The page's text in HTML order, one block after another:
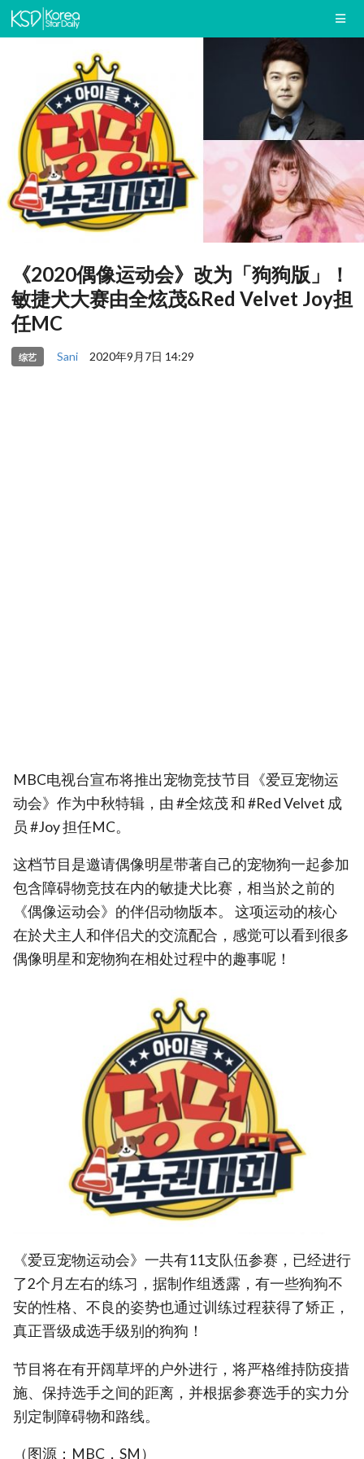
《2020偶像运动会》改为「狗狗版」！
敏捷犬大赛由全炫茂&Red Velvet Joy担
任MC
综艺 Sani 2020年9月7日 14:29
MBC电视台宣布将推出宠物竞技节目《爱豆宠物运
动会》作为中秋特辑，由 #全炫茂 和 #Red Velvet 成
员 #Joy 担任MC。
这档节目是邀请偶像明星带著自己的宠物狗一起参加
包含障碍物竞技在内的敏捷犬比赛，相当於之前的
《偶像运动会》的伴侣动物版本。 这项运动的核心
在於犬主人和伴侣犬的交流配合，感觉可以看到很多
偶像明星和宠物狗在相处过程中的趣事呢！
《爱豆宠物运动会》一共有11支队伍参赛，已经进行
了2个月左右的练习，据制作组透露，有一些狗狗不
安的性格、不良的姿势也通过训练过程获得了矫正，
真正晋级成选手级别的狗狗！
节目将在有开阔草坪的户外进行，将严格维持防疫措
施、保持选手之间的距离，并根据参赛选手的实力分
别定制障碍物和路线。
（图源：MBC，SM）